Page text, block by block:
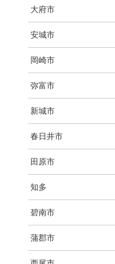
大府市
安城市
岡崎市
弥富市
新城市
春日井市
田原市
知多
碧南市
蒲郡市